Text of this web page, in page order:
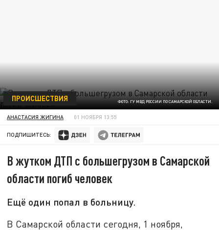
ФОТО: ГУ МВД РОССИИ ПО САМАРСКОЙ ОБЛАСТИ.
ПРОИСШЕСТВИЯ
АНАСТАСИЯ ЖИГИНА 01 НОЯБРЯ 13:55
ПОДПИШИТЕСЬ:
В жутком ДТП с большегрузом в Самарской
области погиб человек
Ещё один попал в больницу.
В Самарской области сегодня, 1 ноября,